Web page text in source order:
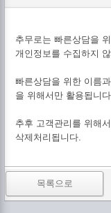
추무로는 빠른상담을
개인정보를 수집하지
빠른상담을 위한 이름
을 위해서만 활용됩니
추후 고객관리를 위해
삭제처리됩니다.
목록으로